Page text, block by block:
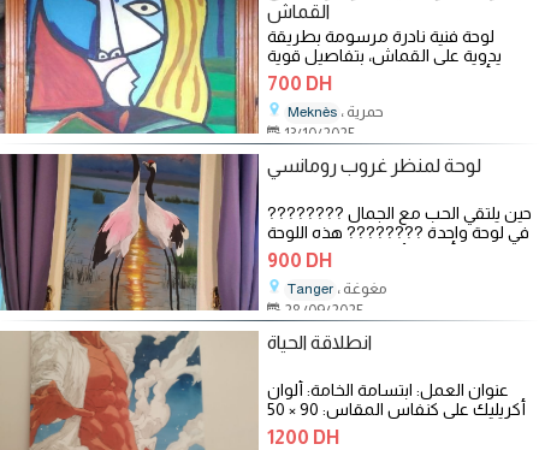
القماش
لوحة فنية نادرة مرسومة بطريقة
يدوية على القماش، بتفاصيل قوية
وألوان جريئة على الطراز الكلاسيكي
700 DH
Meknès
، حمرية
13/10/2025
لوحة لمنظر غروب رومانسي
????????️ حين يلتقي الحب مع الجمال
في لوحة واحدة ????️???? هذه اللوحة
مرسومة بألوان الأكريليك على كانفس
900 DH
Tanger
، مغوغة
28/09/2025
انطلاقة الحياة
عنوان العمل: ابتسامة الخامة: ألوان
أكريليك على كنفاس المقاس: 90 × 50
سم الثمن قابل لنقاش هذه
1200 DH